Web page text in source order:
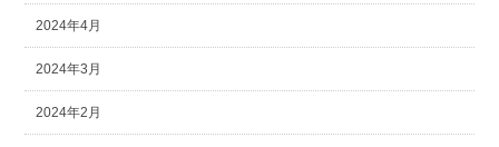
2024年4月
2024年3月
2024年2月